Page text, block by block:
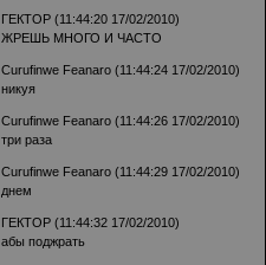
ГЕКТОР (11:44:20 17/02/2010)
ЖРЕШЬ МНОГО И ЧАСТО
Curufinwe Feanaro (11:44:24 17/02/2010)
никуя
Curufinwe Feanaro (11:44:26 17/02/2010)
три раза
Curufinwe Feanaro (11:44:29 17/02/2010)
днем
ГЕКТОР (11:44:32 17/02/2010)
абы поджрать